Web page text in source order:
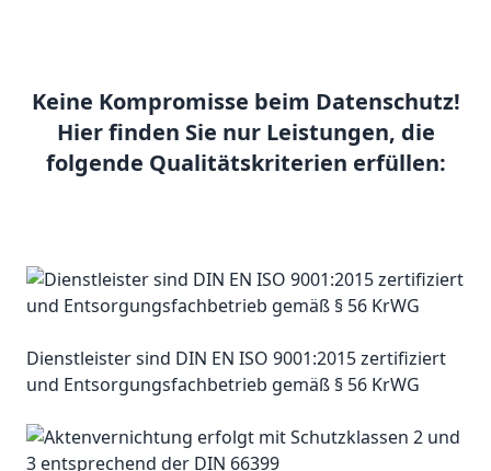
Keine Kompromisse beim Datenschutz!
Hier finden Sie nur Leistungen, die
folgende Qualitätskriterien erfüllen:
Dienstleister sind DIN EN ISO 9001:2015 zertifiziert
und Entsorgungsfachbetrieb gemäß § 56 KrWG